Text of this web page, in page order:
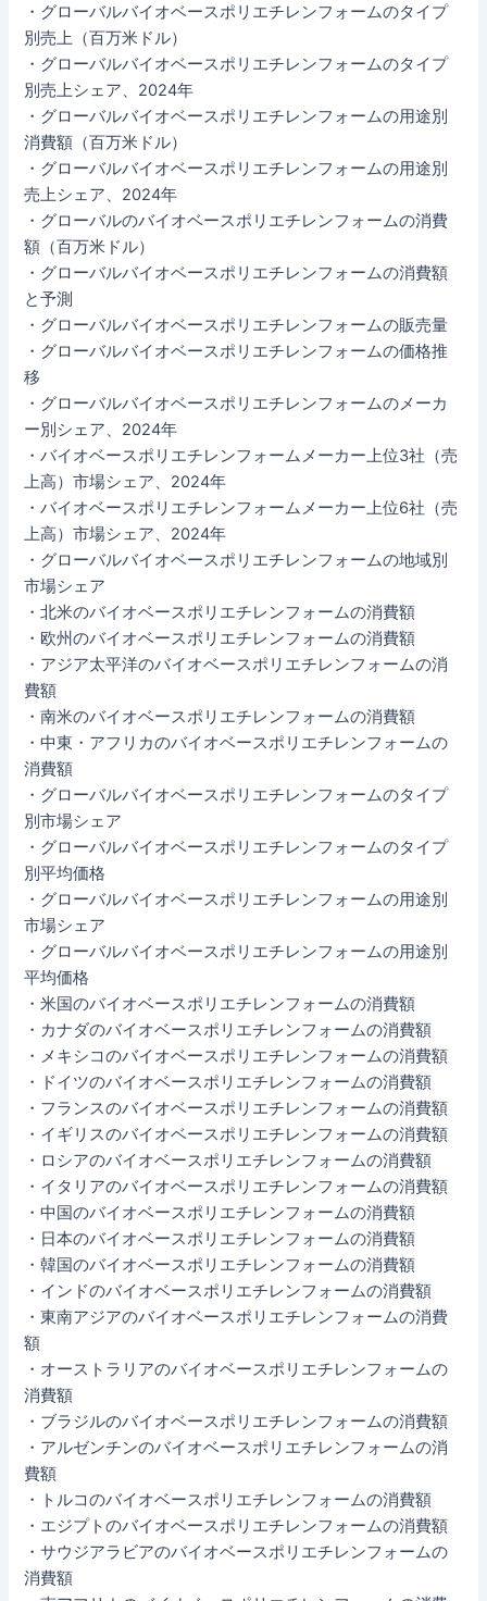
・グローバルバイオベースポリエチレンフォームのタイプ
別売上（百万米ドル）
・グローバルバイオベースポリエチレンフォームのタイプ
別売上シェア、2024年
・グローバルバイオベースポリエチレンフォームの用途別
消費額（百万米ドル）
・グローバルバイオベースポリエチレンフォームの用途別
売上シェア、2024年
・グローバルのバイオベースポリエチレンフォームの消費
額（百万米ドル）
・グローバルバイオベースポリエチレンフォームの消費額
と予測
・グローバルバイオベースポリエチレンフォームの販売量
・グローバルバイオベースポリエチレンフォームの価格推
移
・グローバルバイオベースポリエチレンフォームのメーカ
ー別シェア、2024年
・バイオベースポリエチレンフォームメーカー上位3社（売
上高）市場シェア、2024年
・バイオベースポリエチレンフォームメーカー上位6社（売
上高）市場シェア、2024年
・グローバルバイオベースポリエチレンフォームの地域別
市場シェア
・北米のバイオベースポリエチレンフォームの消費額
・欧州のバイオベースポリエチレンフォームの消費額
・アジア太平洋のバイオベースポリエチレンフォームの消
費額
・南米のバイオベースポリエチレンフォームの消費額
・中東・アフリカのバイオベースポリエチレンフォームの
消費額
・グローバルバイオベースポリエチレンフォームのタイプ
別市場シェア
・グローバルバイオベースポリエチレンフォームのタイプ
別平均価格
・グローバルバイオベースポリエチレンフォームの用途別
市場シェア
・グローバルバイオベースポリエチレンフォームの用途別
平均価格
・米国のバイオベースポリエチレンフォームの消費額
・カナダのバイオベースポリエチレンフォームの消費額
・メキシコのバイオベースポリエチレンフォームの消費額
・ドイツのバイオベースポリエチレンフォームの消費額
・フランスのバイオベースポリエチレンフォームの消費額
・イギリスのバイオベースポリエチレンフォームの消費額
・ロシアのバイオベースポリエチレンフォームの消費額
・イタリアのバイオベースポリエチレンフォームの消費額
・中国のバイオベースポリエチレンフォームの消費額
・日本のバイオベースポリエチレンフォームの消費額
・韓国のバイオベースポリエチレンフォームの消費額
・インドのバイオベースポリエチレンフォームの消費額
・東南アジアのバイオベースポリエチレンフォームの消費
額
・オーストラリアのバイオベースポリエチレンフォームの
消費額
・ブラジルのバイオベースポリエチレンフォームの消費額
・アルゼンチンのバイオベースポリエチレンフォームの消
費額
・トルコのバイオベースポリエチレンフォームの消費額
・エジプトのバイオベースポリエチレンフォームの消費額
・サウジアラビアのバイオベースポリエチレンフォームの
消費額